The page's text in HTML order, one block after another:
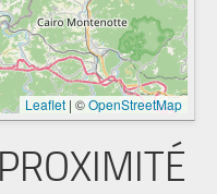
Leaflet | ©OpenStreetMap